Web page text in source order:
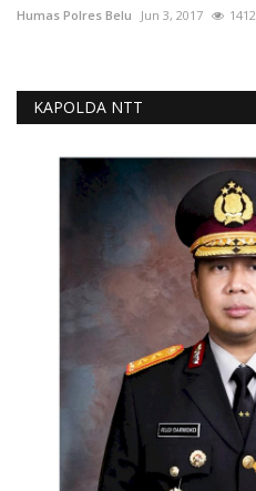
Humas Polres Belu Jun 3, 2017 1412
KAPOLDA NTT